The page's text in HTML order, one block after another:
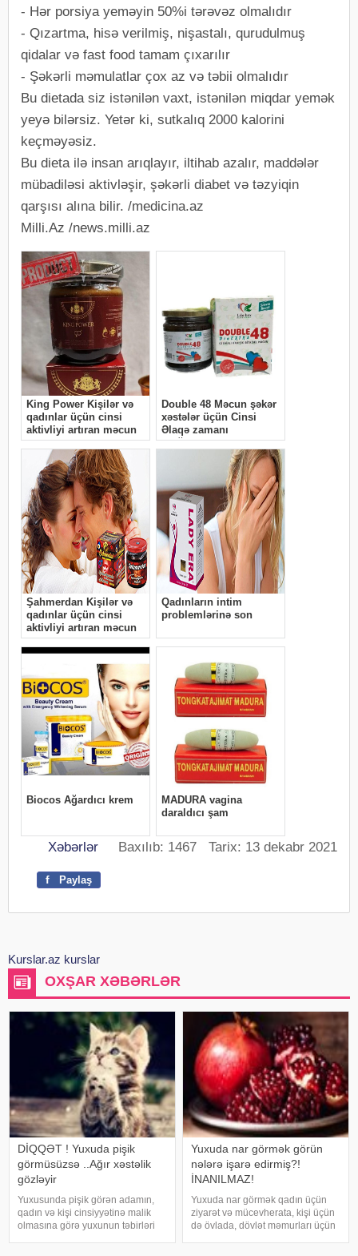
- Hər porsiya yeməyin 50%i tərəvəz olmalıdır
- Qızartma, hisə verilmiş, nişastalı, qurudulmuş
qidalar və fast food tamam çıxarılır
- Şəkərli məmulatlar çox az və təbii olmalıdır
Bu dietada siz istənilən vaxt, istənilən miqdar yemək
yeyə bilərsiz. Yetər ki, sutkalıq 2000 kalorini
keçməyəsiz.
Bu dieta ilə insan arıqlayır, iltihab azalır, maddələr
mübadiləsi aktivləşir, şəkərli diabet və təzyiqin
qarşısı alına bilir. /medicina.az
Milli.Az /news.milli.az
Xəbərlər Baxılıb: 1467 Tarix: 13 dekabr 2021
f Paylaş
Kurslar.az kurslar
OXŞAR XƏBƏRLƏR
DİQQƏT ! Yuxuda pişik
görmüsüzsə ..Ağır xəstəlik
gözləyir
Yuxusunda pişik görən adamın,
qadın və kişi cinsiyyətinə malik
olmasına görə yuxunun təbirləri
Yuxuda nar görmək görün
nələrə işarə edirmiş?!
İNANILMAZ!
Yuxuda nar görmək qadın üçün
ziyarət və mücevherata, kişi üçün
də övlada, dövlət məmurları üçün